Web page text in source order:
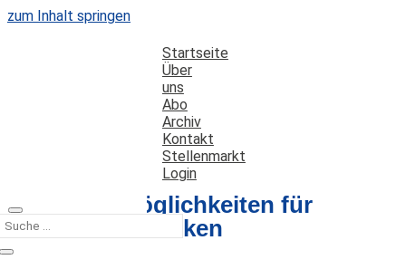
zum Inhalt springen
Startseite
Über
uns
Abo
Archiv
Kontakt
Stellenmarkt
Login
Marketingmöglichkeiten für
Firmenbibliotheken